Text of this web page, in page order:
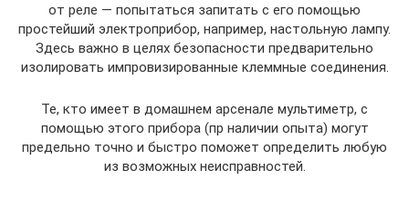
от реле — попытаться запитать с его помощью
простейший электроприбор, например, настольную лампу.
Здесь важно в целях безопасности предварительно
изолировать импровизированные клеммные соединения.
Те, кто имеет в домашнем арсенале мультиметр, с
помощью этого прибора (пр наличии опыта) могут
предельно точно и быстро поможет определить любую
из возможных неисправностей.